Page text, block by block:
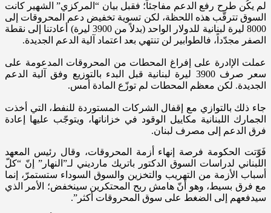
لم يكُن طرح رفع الدعم مفاجئاً؛ فقبل بيان “المركزي” الشهير كانت
السوق تترقّب هذه اللحظة، لكن تسوية تخفيض دعم المحروقات إلى
8000 ليرة لبنانية للدولار الواحد (بدلاً من 3900 ليرة) أعادتنا إلى نقطة
الصفر مجدّداً، فالطوابير لن تنتهي بعد اعتماد آلية الدعم الجديدة.
عملت الإادرة على إفراغ المحطات من المحروقات المدعومة على
سعر صرف 3900 ليرة لبنانية قبل البدء بالتوزيع وفق آلية الدعم
الجديدة. لكن معظم المحطات لم توزّع المادة أمس.
جاء ذلك بالتوازي مع إقفال الشركات المستوردة للنفط، التي أخذت
الجمارك اللبنانية مكاييل الوقود في خزاناتها، ويتوجّب عليها إعادة
فرق الدعم إلى مصرف لبنان.
فَوّتت الحكومة فرصة إنهاء أزمة المحروقات، وقال رئيس المعهد
اللبناني لدراسات السوق الدكتور باتريك مارديني لـ”النهار” إنّ “كلّ
أسباب الأزمة من التهريب والتخزين والسوق السوداء ستستمرّ، إنما
مع فرق بسيط، وهو أنّ هامش ربح المحتكرين سينخفض؛ الأمر الذي
سيدفعهم إلى الضغط على سوق المحروقات أكثر”.